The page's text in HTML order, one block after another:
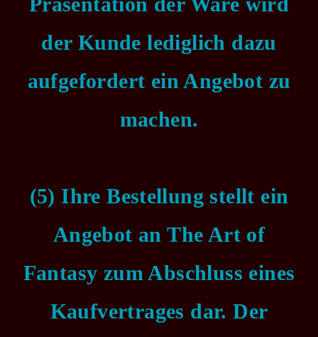
der Kunde lediglich dazu
aufgefordert ein Angebot zu
machen.
(5) Ihre Bestellung stellt ein
Angebot an The Art of
Fantasy zum Abschluss eines
Kaufvertrages dar. Der